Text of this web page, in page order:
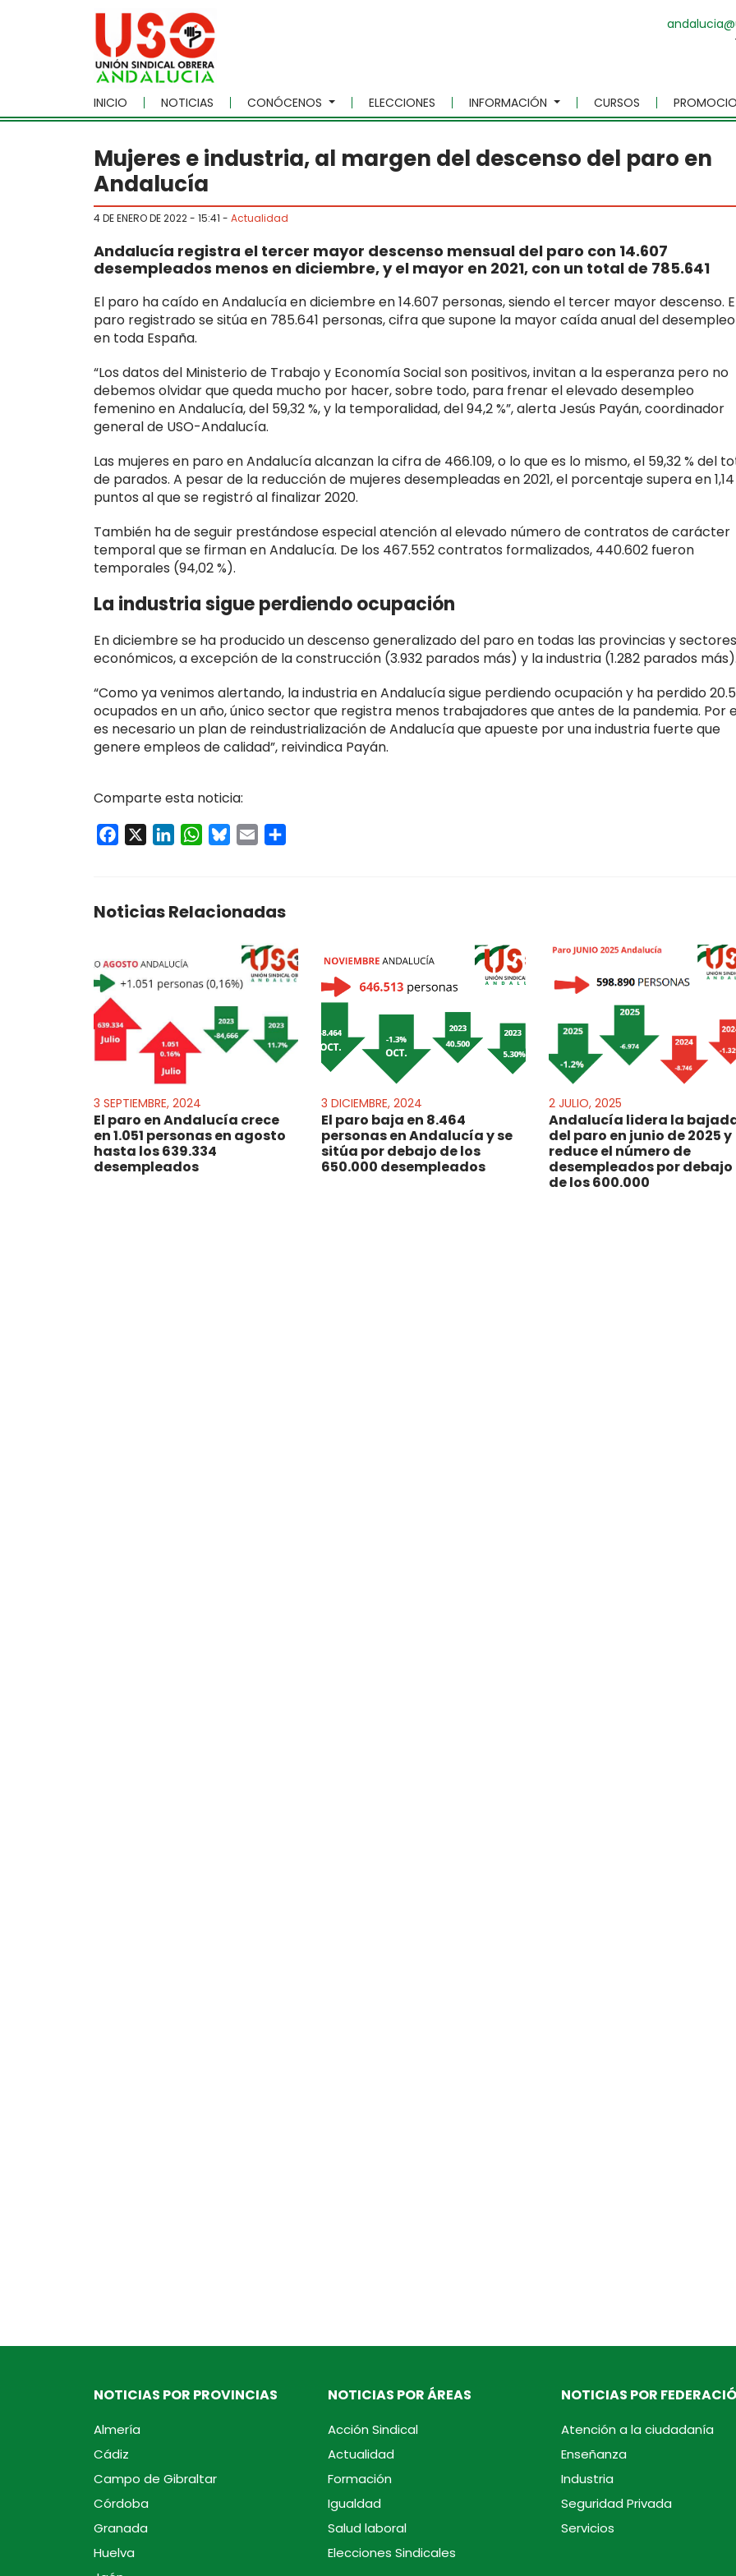
Skip to main content
INICIO NOTICIAS CONÓCENOS ELECCIONES INFORMACIÓN CURSOS
Mujeres e industria, al margen del descenso del paro en
Andalucía
4 DE ENERO DE 2022 - 15:41 - Actualidad
Andalucía registra el tercer mayor descenso mensual del paro con 14.607
desempleados menos en diciembre, y el mayor en 2021, con un total de 785.641
El paro ha caído en Andalucía en diciembre en 14.607 personas, siendo el tercer mayor descenso.
paro registrado se sitúa en 785.641 personas, cifra que supone la mayor caída anual del desempleo
en toda España.
“Los datos del Ministerio de Trabajo y Economía Social son positivos, invitan a la esperanza pero no
debemos olvidar que queda mucho por hacer, sobre todo, para frenar el elevado desempleo
femenino en Andalucía, del 59,32 %, y la temporalidad, del 94,2 %”, alerta Jesús Payán, coordinador
general de USO-Andalucía.
Las mujeres en paro en Andalucía alcanzan la cifra de 466.109, o lo que es lo mismo, el 59,32 % del
de parados. A pesar de la reducción de mujeres desempleadas en 2021, el porcentaje supera en 1,14
puntos al que se registró al finalizar 2020.
También ha de seguir prestándose especial atención al elevado número de contratos de carácter
temporal que se firman en Andalucía. De los 467.552 contratos formalizados, 440.602 fueron
temporales (94,02 %).
La industria sigue perdiendo ocupación
En diciembre se ha producido un descenso generalizado del paro en todas las provincias y sectores
económicos, a excepción de la construcción (3.932 parados más) y la industria (1.282 parados
“Como ya venimos alertando, la industria en Andalucía sigue perdiendo ocupación y ha perdido
ocupados en un año, único sector que registra menos trabajadores que antes de la pandemia. Por
es necesario un plan de reindustrialización de Andalucía que apueste por una industria fuerte que
genere empleos de calidad”, reivindica Payán.
Comparte esta noticia:
Facebook LinkedInWhatsApp
Bluesky
Email
Noticias Relacionadas
3 SEPTIEMBRE, 2024
El paro en Andalucía crece
en 1.051 personas en agosto
hasta los 639.334
desempleados
3 DICIEMBRE, 2024
El paro baja en 8.464
personas en Andalucía y se
sitúa por debajo de los
650.000 desempleados
2 JULIO, 2025
Andalucía lidera la
del paro en junio de 2025 y
reduce el número de
desempleados por debajo
de los 600.000
NOTICIAS POR PROVINCIAS
Almería
Cádiz
Campo de Gibraltar
Córdoba
Granada
Huelva
NOTICIAS POR ÁREAS
Acción Sindical
Actualidad
Formación
Igualdad
Salud laboral
Elecciones Sindicales
NOTICIAS POR
Atención a la ciudadanía
Enseñanza
Industria
Seguridad Privada
Servicios